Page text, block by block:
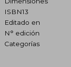
ISBN13
Editado en
N° edición
Categorías